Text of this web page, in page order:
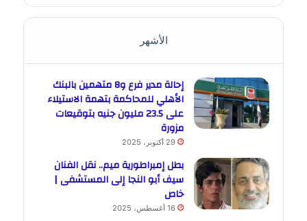
الأشهر
إحالة مدير فرع و8 متهمين بالبنك
الأهلي للمحاكمة بتهمة الاستيلاء
على 23.5 مليون جنيه بتوقيعات
مزورة
29 أكتوبر، 2025
بطل إمبراطورية ميم.. نقل الفنان
سيف أبو النجا إلى المستشفى |
خاص
16 أغسطس، 2025